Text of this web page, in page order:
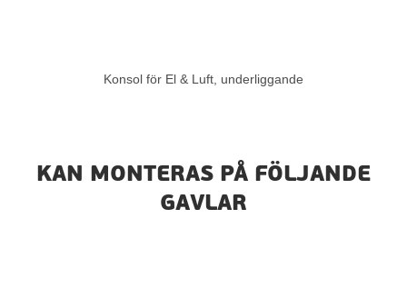
Konsol för El & Luft, underliggande
KAN MONTERAS PÅ FÖLJANDE
GAVLAR